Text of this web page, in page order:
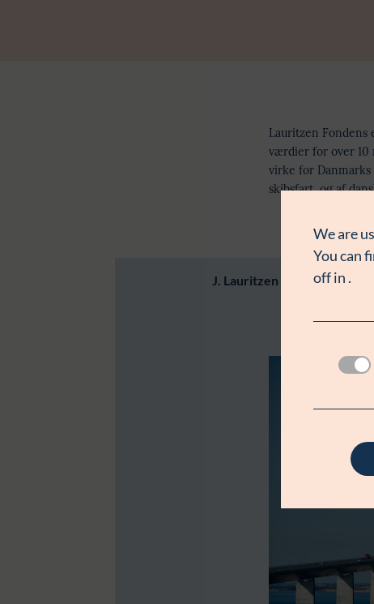
Lauritzen Fondens
værdier for over 10
virke for
skibsfart, og af
J. Lauritzen A/S
We are
You can
off in .